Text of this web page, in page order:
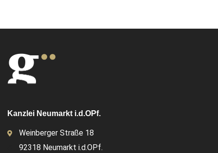
Kanzlei Neumarkt i.d.OPf.
Weinberger Straße 18
92318 Neumarkt i.d.OPf.